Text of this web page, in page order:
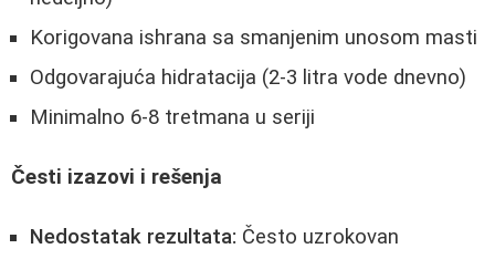
Korigovana ishrana sa smanjenim unosom masti
Odgovarajuća hidratacija (2-3 litra vode dnevno)
Minimalno 6-8 tretmana u seriji
Česti izazovi i rešenja
Nedostatak rezultata: Često uzrokovan